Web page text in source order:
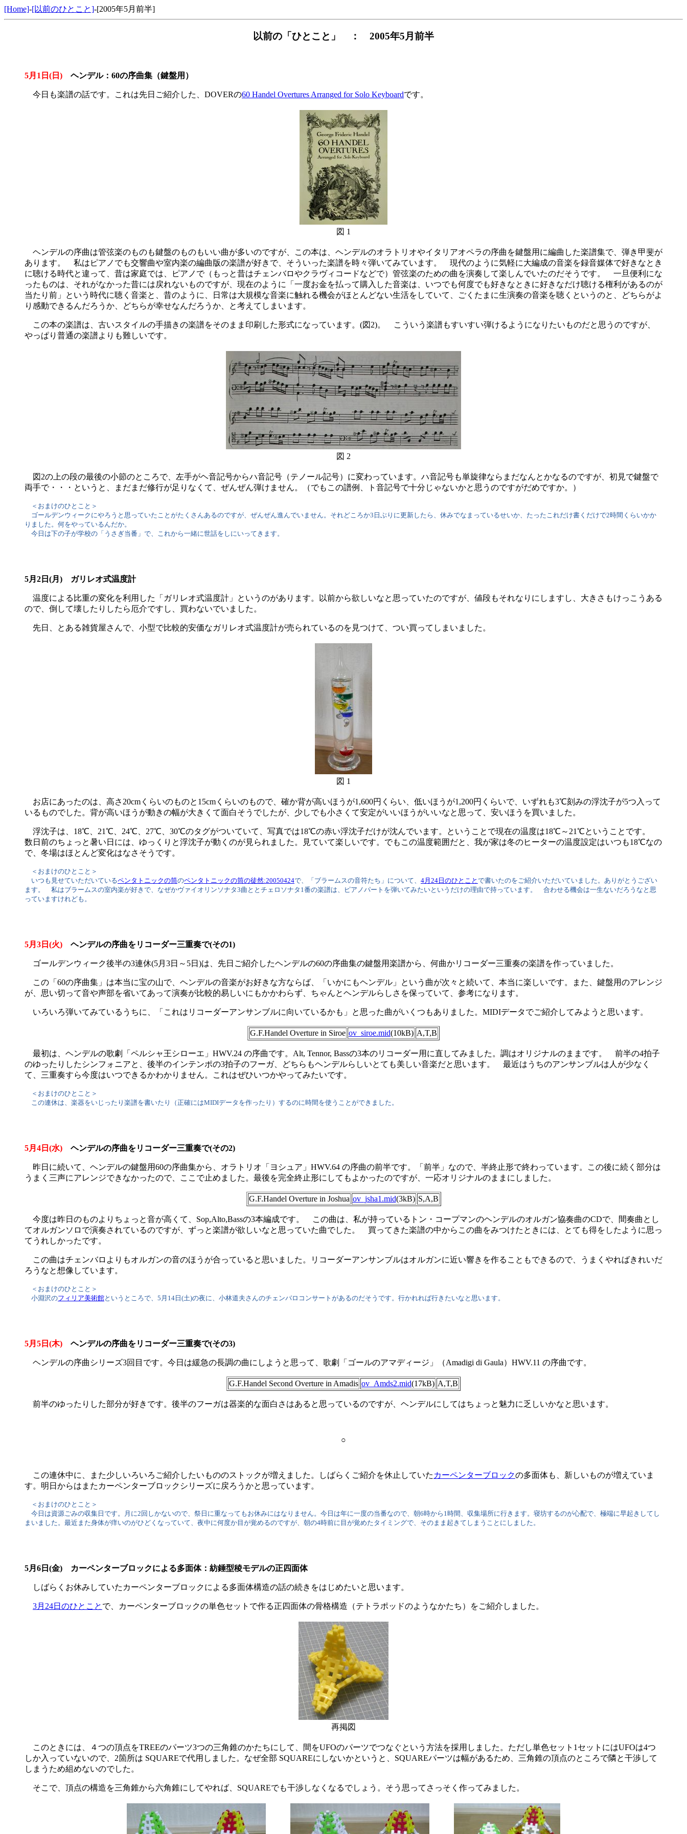
[Home]-[以前のひとこと]-[2005年5月前半]
以前の「ひとこと」 ： 2005年5月前半
5月1日(日) ヘンデル：60の序曲集（鍵盤用）
今日も楽譜の話です。これは先日ご紹介した、DOVERの60 Handel Overtures Arranged for Solo Keyboardです。
図 1
ヘンデルの序曲は管弦楽のものも鍵盤のものもいい曲が多いのですが、この本は、ヘンデルのオラトリオやイタリアオペラの序曲を鍵盤用に編曲した楽譜集で、弾き甲斐が
あります。 私はピアノでも交響曲や室内楽の編曲版の楽譜が好きで、そういった楽譜を時々弾いてみています。 現代のように気軽に大編成の音楽を録音媒体で好きなとき
に聴ける時代と違って、昔は家庭では、ピアノで（もっと昔はチェンバロやクラヴィコードなどで）管弦楽のための曲を演奏して楽しんでいたのだそうです。 一旦便利にな
ったものは、それがなかった昔には戻れないものですが、現在のように「一度お金を払って購入した音楽は、いつでも何度でも好きなときに好きなだけ聴ける権利があるのが
当たり前」という時代に聴く音楽と、昔のように、日常は大規模な音楽に触れる機会がほとんどない生活をしていて、ごくたまに生演奏の音楽を聴くというのと、どちらがよ
り感動できるんだろうか、どちらが幸せなんだろうか、と考えてしまいます。
この本の楽譜は、古いスタイルの手描きの楽譜をそのまま印刷した形式になっています。(図2)。 こういう楽譜もすいすい弾けるようになりたいものだと思うのですが、
やっぱり普通の楽譜よりも難しいです。
図 2
図2の上の段の最後の小節のところで、左手がヘ音記号からハ音記号（テノール記号）に変わっています。ハ音記号も単旋律ならまだなんとかなるのですが、初見で鍵盤で
両手で・・・というと、まだまだ修行が足りなくて、ぜんぜん弾けません。（でもこの譜例、ト音記号で十分じゃないかと思うのですがだめですか。）
＜おまけのひとこと＞
ゴールデンウィークにやろうと思っていたことがたくさんあるのですが、ぜんぜん進んでいません。それどころか3日ぶりに更新したら、休みでなまっているせいか、たったこれだけ書くだけで2時間くらいかか
りました。何をやっているんだか。
今日は下の子が学校の「うさぎ当番」で、これから一緒に世話をしにいってきます。
5月2日(月) ガリレオ式温度計
温度による比重の変化を利用した「ガリレオ式温度計」というのがあります。以前から欲しいなと思っていたのですが、値段もそれなりにしますし、大きさもけっこうある
ので、倒して壊したりしたら厄介ですし、買わないでいました。
先日、とある雑貨屋さんで、小型で比較的安価なガリレオ式温度計が売られているのを見つけて、つい買ってしまいました。
図 1
お店にあったのは、高さ20cmくらいのものと15cmくらいのもので、確か背が高いほうが1,600円くらい、低いほうが1,200円くらいで、いずれも3℃刻みの浮沈子が5つ入って
いるものでした。背が高いほうが動きの幅が大きくて面白そうでしたが、少しでも小さくて安定がいいほうがいいなと思って、安いほうを買いました。
浮沈子は、18℃、21℃、24℃、27℃、30℃のタグがついていて、写真では18℃の赤い浮沈子だけが沈んでいます。ということで現在の温度は18℃～21℃ということです。
数日前のちょっと暑い日には、ゆっくりと浮沈子が動くのが見られました。見ていて楽しいです。でもこの温度範囲だと、我が家は冬のヒーターの温度設定はいつも18℃なの
で、冬場はほとんど変化はなさそうです。
＜おまけのひとこと＞
いつも見せていただいているペンタトニックの筒のペンタトニックの筒の徒然:20050424で、「ブラームスの音符たち」について、 4月24日のひとこと で書いたのをご紹介いただいていました。ありがとうござい
ます。 私はブラームスの室内楽が好きで、なぜかヴァイオリンソナタ3曲ととチェロソナタ1番の楽譜は、ピアノパートを弾いてみたいというだけの理由で持っています。 合わせる機会は一生ないだろうなと思
っていますけれども。
5月3日(火) ヘンデルの序曲をリコーダー三重奏で(その1)
ゴールデンウィーク後半の3連休(5月3日～5日)は、先日ご紹介したヘンデルの60の序曲集の鍵盤用楽譜から、何曲かリコーダー三重奏の楽譜を作っていました。
この「60の序曲集」は本当に宝の山で、ヘンデルの音楽がお好きな方ならば、「いかにもヘンデル」という曲が次々と続いて、本当に楽しいです。また、鍵盤用のアレンジ
が、思い切って音や声部を省いてあって演奏が比較的易しいにもかかわらず、ちゃんとヘンデルらしさを保っていて、参考になります。
いろいろ弾いてみているうちに、「これはリコーダーアンサンブルに向いているかも」と思った曲がいくつもありました。MIDIデータでご紹介してみようと思います。
G.F.Handel Overture in Siroe ov_siroe.mid(10kB) A,T,B
最初は、ヘンデルの歌劇「ペルシャ王シローエ」HWV.24 の序曲です。Alt, Tennor, Bassの3本のリコーダー用に直してみました。調はオリジナルのままです。 前半の4拍子
のゆったりしたシンフォニアと、後半のインテンポの3拍子のフーガ、どちらもヘンデルらしいとても美しい音楽だと思います。 最近はうちのアンサンブルは人が少なく
て、三重奏すら今度はいつできるかわかりません。これはぜひいつかやってみたいです。
＜おまけのひとこと＞
この連休は、楽器をいじったり楽譜を書いたり（正確にはMIDIデータを作ったり）するのに時間を使うことができました。
5月4日(水) ヘンデルの序曲をリコーダー三重奏で(その2)
昨日に続いて、ヘンデルの鍵盤用60の序曲集から、オラトリオ「ヨシュア」HWV.64 の序曲の前半です。「前半」なので、半終止形で終わっています。この後に続く部分は
うまく三声にアレンジできなかったので、ここで止めました。最後を完全終止形にしてもよかったのですが、一応オリジナルのままにしました。
G.F.Handel Overture in Joshua ov_jsha1.mid(3kB) S,A,B
今度は昨日のものよりちょっと音が高くて、Sop,Alto,Bassの3本編成です。 この曲は、私が持っているトン・コープマンのヘンデルのオルガン協奏曲のCDで、間奏曲とし
てオルガンソロで演奏されているのですが、ずっと楽譜が欲しいなと思っていた曲でした。 買ってきた楽譜の中からこの曲をみつけたときには、とても得をしたように思っ
てうれしかったです。
この曲はチェンバロよりもオルガンの音のほうが合っていると思いました。リコーダーアンサンブルはオルガンに近い響きを作ることもできるので、うまくやればきれいだ
ろうなと想像しています。
＜おまけのひとこと＞
小淵沢のフィリア美術館というところで、5月14日(土)の夜に、小林道夫さんのチェンバロコンサートがあるのだそうです。行かれれば行きたいなと思います。
5月5日(木) ヘンデルの序曲をリコーダー三重奏で(その3)
ヘンデルの序曲シリーズ3回目です。今日は緩急の長調の曲にしようと思って、歌劇「ゴールのアマディージ」（Amadigi di Gaula）HWV.11 の序曲です。
G.F.Handel Second Overture in Amadis ov_Amds2.mid(17kB) A,T,B
前半のゆったりした部分が好きです。後半のフーガは器楽的な面白さはあると思っているのですが、ヘンデルにしてはちょっと魅力に乏しいかなと思います。
○
この連休中に、また少しいろいろご紹介したいもののストックが増えました。しばらくご紹介を休止していた カーペンターブロックの多面体も、新しいものが増えていま
す。明日からはまたカーペンターブロックシリーズに戻ろうかと思っています。
＜おまけのひとこと＞
今日は資源ごみの収集日です。月に2回しかないので、祭日に重なってもお休みにはなりません。今日は年に一度の当番なので、朝6時から1時間、収集場所に行きます。寝坊するのが心配で、極端に早起きしてし
まいました。最近また身体が痒いのがひどくなっていて、夜中に何度か目が覚めるのですが、朝の4時前に目が覚めたタイミングで、そのまま起きてしまうことにしました。
5月6日(金) カーペンターブロックによる多面体：紡錘型稜モデルの正四面体
しばらくお休みしていたカーペンターブロックによる多面体構造の話の続きをはじめたいと思います。
3月24日のひとこと で、カーペンターブロックの単色セットで作る正四面体の骨格構造（テトラポッドのようなかたち）をご紹介しました。
再掲図
このときには、４つの頂点をTREEのパーツ3つの三角錐のかたちにして、間をUFOのパーツでつなぐという方法を採用しました。ただし単色セット1セットにはUFOは4つ
しか入っていないので、2箇所は SQUAREで代用しました。なぜ全部 SQUAREにしないかというと、SQUAREパーツは幅があるため、三角錐の頂点のところで隣と干渉して
しまうため組めないのでした。
そこで、頂点の構造を三角錐から六角錐にしてやれば、SQUAREでも干渉しなくなるでしょう。そう思ってさっそく作ってみました。